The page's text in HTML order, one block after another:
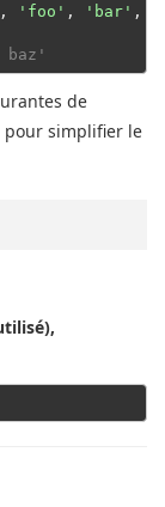
, 'foo' , 'bar' ,
de
pour simplifier le